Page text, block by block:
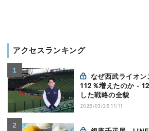
アクセスランキング
112％増えたのか -
した戦略の全貌
2026/03/26 11:11